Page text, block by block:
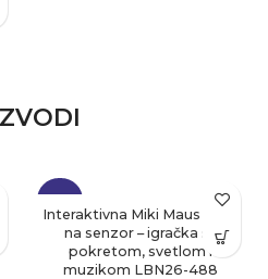
-23%
Interaktivna Miki Maus lutka
na senzor – igračka sa
pokretom, svetlom i
muzikom LBN26-488